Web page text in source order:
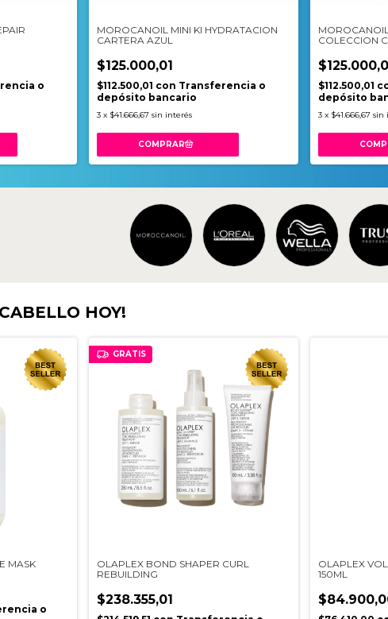
o
MOROCANOIL MINI KI HYDRATACION
CARTERA AZUL
$125.000,01
$112.500,01 con Transferencia o
depósito bancario
3 x $41.666,67 sin interés
COLECCION
$112.500,01
depósito
3 x $41.666,67 sin
HOY!
MASK
o
GRATIS
OLAPLEX BOND SHAPER CURL
REBUILDING
$238.355,01
OLAPLEX
150ML